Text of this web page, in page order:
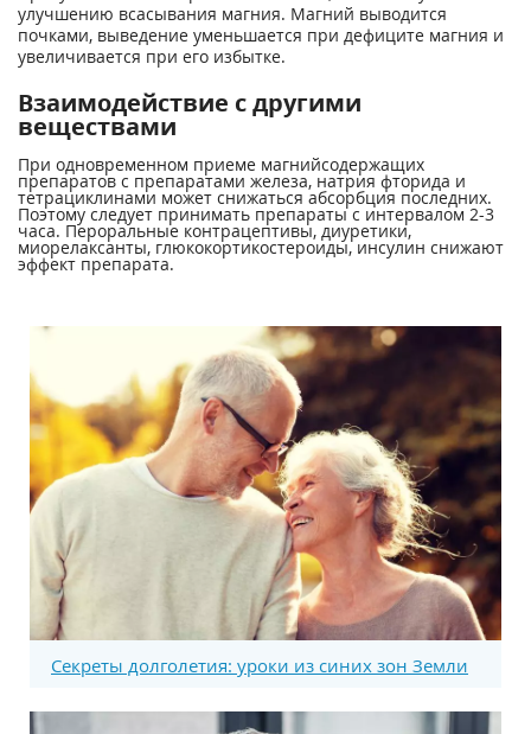
улучшению всасывания магния. Магний выводится
почками, выведение уменьшается при дефиците магния и
увеличивается при его избытке.
Взаимодействие с другими
веществами
При одновременном приеме магнийсодержащих
препаратов с препаратами железа, натрия фторида и
тетрациклинами может снижаться абсорбция последних.
Поэтому следует принимать препараты с интервалом 2-3
часа. Пероральные контрацептивы, диуретики,
миорелаксанты, глюкокортикостероиды, инсулин снижают
эффект препарата.
Секреты долголетия: уроки из синих зон Земли